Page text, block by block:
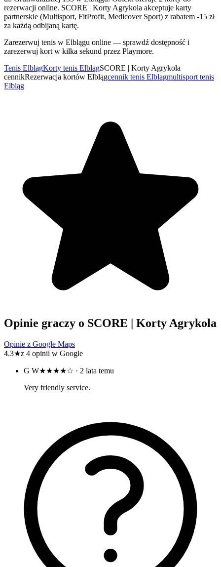
rezerwacji online. SCORE | Korty Agrykola akceptuje karty
partnerskie (Multisport, FitProfit, Medicover Sport) z rabatem -15 zł
za każdą odbijaną kartę.
Zarezerwuj tenis w Elblągu online — sprawdź dostępność i
zarezerwuj kort w kilka sekund przez Playmore.
Tenis ElblągKorty tenis ElblągSCORE | Korty Agrykola
cennikRezerwacja kortów Elblągcennik tenis Elblągmultisport tenis
Elbląg
Opinie graczy o SCORE | Korty Agrykola
Opinie z Google Maps
4.3★z 4 opinii w Google
G W★★★★☆ · 2 lata temu
Very friendly service.